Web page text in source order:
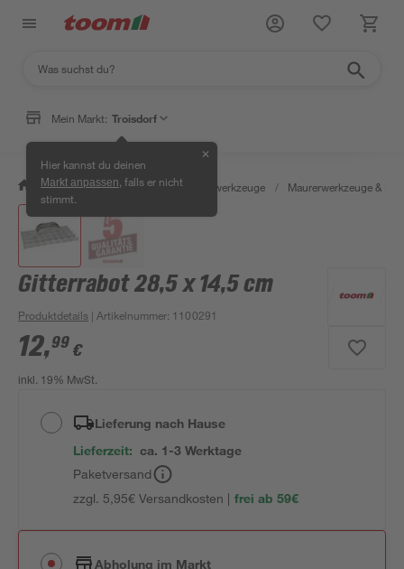
Mein Markt: Troisdorf
Hier kannst du deinen
Markt anpassen , falls er nicht
stimmt.
✕
/ Werkstatt & Maschinen / Handwerkzeuge / Maurerwerkzeuge &
Gitterrabot 28,5 x 14,5 cm
Produktdetails | Artikelnummer: 1100291
12,99 €
inkl. 19% MwSt.
Lieferung nach Hause
Lieferzeit: ca. 1-3 Werktage
Paketversand
zzgl. 5,95€ Versandkosten | frei ab 59€
Abholung im Markt